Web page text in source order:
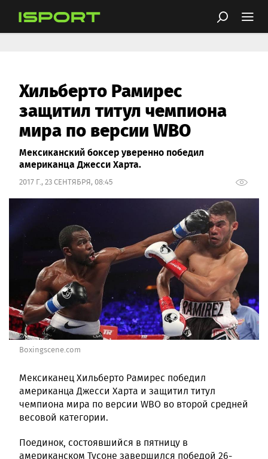
Хильберто Рамирес
защитил титул чемпиона
мира по версии WBO
Мексиканский боксер уверенно победил
американца Джесси Харта.
2017 Г., 23 СЕНТЯБРЯ, 08:45
Boxingscene.com
Мексиканец Хильберто Рамирес победил
американца Джесси Харта и защитил титул
чемпиона мира по версии WBO во второй средней
весовой категории.
Поединок, состоявшийся в пятницу в
американском Тусоне завершился победой 26-